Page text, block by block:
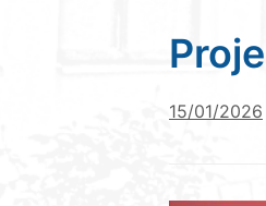
15/01/2026